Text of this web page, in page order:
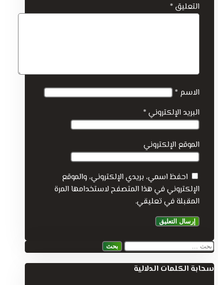
التعليق *
الاسم *
البريد الإلكتروني *
الموقع الإلكتروني
احفظ اسمي، بريدي الإلكتروني، والموقع
الإلكتروني في هذا المتصفح لاستخدامها المرة
المقبلة في تعليقي.
البحث
سحابة الكلمات الدلالية